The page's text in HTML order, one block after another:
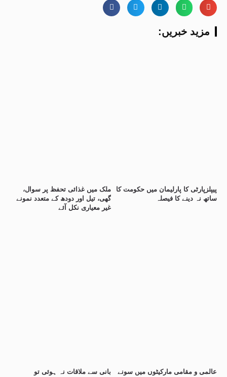
:مزید خبریں
ملک میں غذائی تحفظ پر سوال،
گھی، تیل اور دودھ کے متعدد نمونے
غیر معیاری نکل آئے
پیپلزپارٹی کا پارلیمان میں حکومت کا
ساتھ نہ دینے کا فیصلہ
بانی سے ملاقات نہ ہوئی تو
عالمی و مقامی مارکیٹوں میں سونے